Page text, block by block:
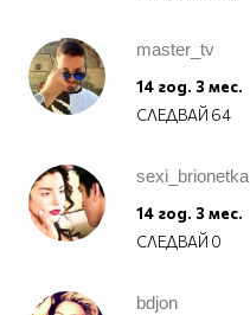
master_tv
14 год. 3 мес.
СЛЕДВАЙ 64
sexi_brionetka
14 год. 3 мес.
СЛЕДВАЙ 0
bdjon